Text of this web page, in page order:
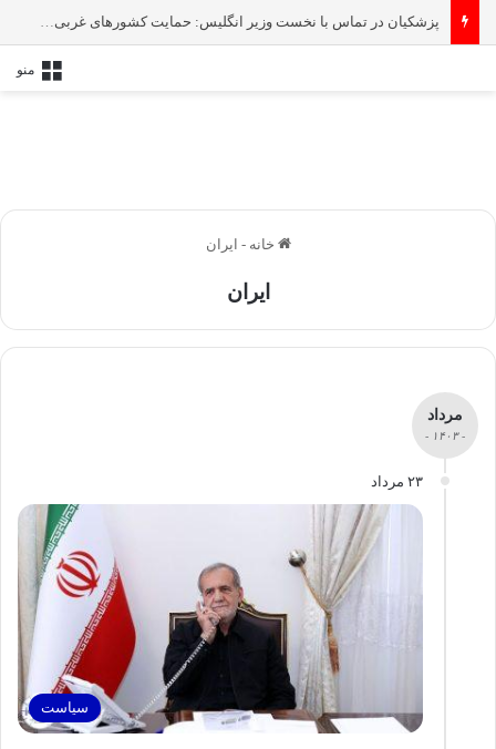
پزشکیان در تماس با نخست‌ وزیر انگلیس: حمایت کشور‌های غربی از رژیم صهیونیستی امنیت منطقه و جهان را به خطر انداخته است
منو
خانه - ایران
ایران
مرداد
- ۱۴۰۳ -
۲۳ مرداد
سیاست